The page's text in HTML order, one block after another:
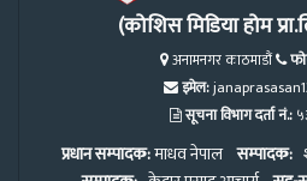
(कोशिस मिडिया होम
अनामनगर काठमाडौं
इमेल:
सूचना विभाग दर्ता नं.:
प्रधान सम्पादक:माधव नेपाल सम्पादक: